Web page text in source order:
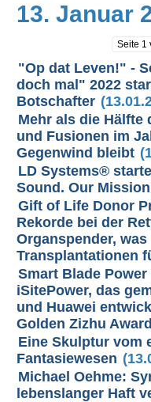
13. Januar
Seite 1
"Op dat Leven!" -
doch mal" 2022
Botschafter
Mehr als die Hälfte
und Fusionen im
Gegenwind bleibt
LD Systems®
Sound. Our
Gift of Life Donor
Rekorde bei der
Organspender,
Transplantationen
Smart Blade
iSitePower, das
und Huawei
Golden Zizhu
Eine Skulptur vom
Fantasiewesen
Michael Oehme:
lebenslanger Haft